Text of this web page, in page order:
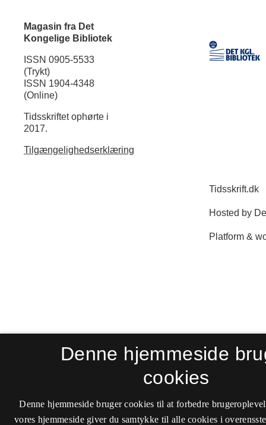
Magasin fra Det
Kongelige Bibliotek
ISSN 0905-5533
(Trykt)
ISSN 1904-4348
(Online)
Tidsskriftet ophørte i
2017.
Tilgængelighedserklæring
Denne hjemmeside
cookies
Denne hjemmeside bruger cookies til at forbedre
vores hjemmeside giver du samtykke til alle cookies i